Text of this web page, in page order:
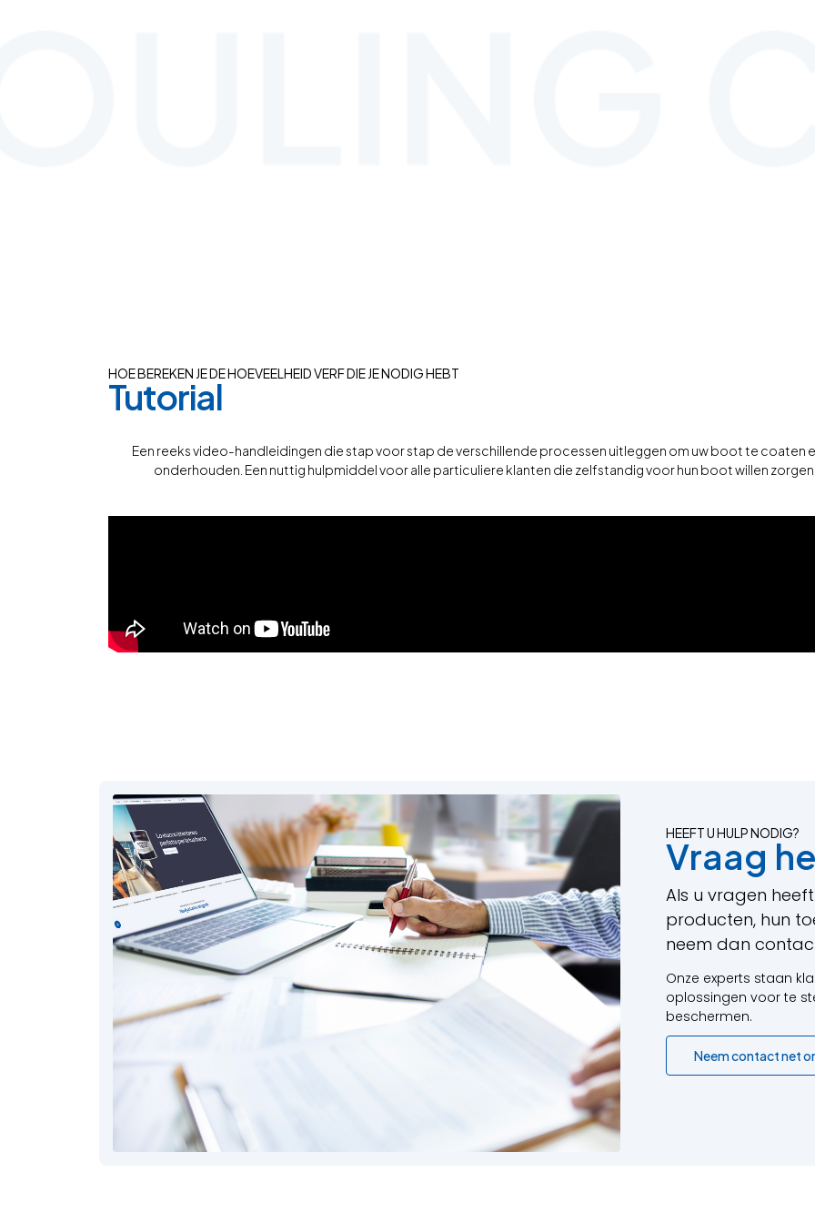
HOE BEREKEN JE DE HOEVEELHEID VERF DIE JE NODIG HEBT
Tutorial
Een reeks video-handleidingen die stap voor stap de verschillende processen uitleggen om uw boot te coaten
onderhouden. Een nuttig hulpmiddel voor alle particuliere klanten die zelfstandig voor hun boot willen zorgen.
HEEFT U HULP NODIG?
Vraag
Als u vragen
producten, hun
neem dan
Onze experts staan
oplossingen voor te
beschermen.
Neem contact net